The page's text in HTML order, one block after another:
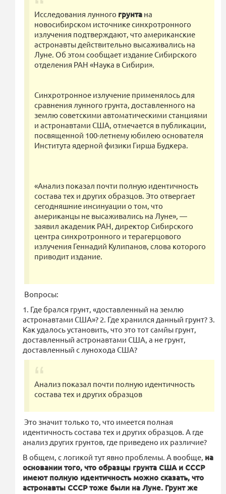
Исследования лунного грунта на
новосибирском источнике синхротронного
излучения подтверждают, что американские
астронавты действительно высаживались на
Луне. Об этом сообщает издание Сибирского
отделения РАН «Наука в Сибири».
Синхротронное излучение применялось для
сравнения лунного грунта, доставленного на
землю советскими автоматическими станциями
и астронавтами США, отмечается в публикации,
посвященной 100-летнему юбилею основателя
Института ядерной физики Гирша Будкера.
«Анализ показал почти полную идентичность
состава тех и других образцов. Это отвергает
сегодняшние инсинуации о том, что
американцы не высаживались на Луне», —
заявил академик РАН, директор Сибирского
центра синхротронного и терагерцового
излучения Геннадий Кулипанов, слова которого
приводит издание.
Вопросы:
1. Где брался грунт, «доставленный на землю
астронавтами США»? 2. Где хранился данный грунт? 3.
Как удалось установить, что это тот самйы грунт,
доставленный астронавтами США, а не грунт,
доставленный с лунохода США?
Анализ показал почти полную идентичность
состава тех и других образцов
Это значит только то, что имеется полная
идентичность состава тех и других образцов. А где
анализ других грунтов, где приведено их различие?
В общем, с логикой тут явно проблемы. А вообще, на
основании того, что образцы грунта США и СССР
имеют полную идентичность можно сказать, что
астронавты СССР тоже были на Луне. Грунт же